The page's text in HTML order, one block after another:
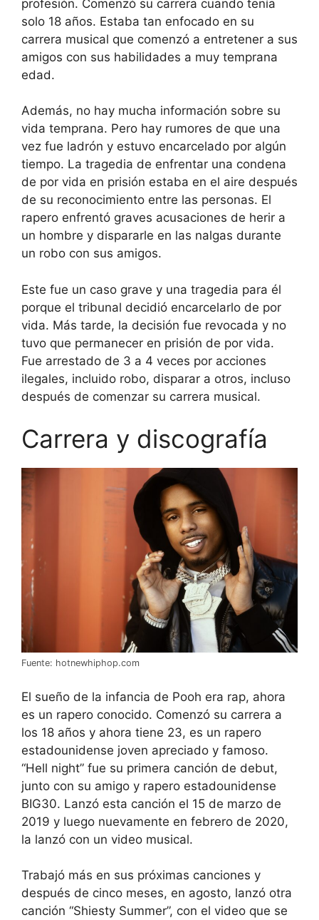
profesión. Comenzó su carrera cuando tenía
solo 18 años. Estaba tan enfocado en su
carrera musical que comenzó a entretener a sus
amigos con sus habilidades a muy temprana
edad.
Además, no hay mucha información sobre su
vida temprana. Pero hay rumores de que una
vez fue ladrón y estuvo encarcelado por algún
tiempo. La tragedia de enfrentar una condena
de por vida en prisión estaba en el aire después
de su reconocimiento entre las personas. El
rapero enfrentó graves acusaciones de herir a
un hombre y dispararle en las nalgas durante
un robo con sus amigos.
Este fue un caso grave y una tragedia para él
porque el tribunal decidió encarcelarlo de por
vida. Más tarde, la decisión fue revocada y no
tuvo que permanecer en prisión de por vida.
Fue arrestado de 3 a 4 veces por acciones
ilegales, incluido robo, disparar a otros, incluso
después de comenzar su carrera musical.
Carrera y discografía
Fuente: hotnewhiphop.com
El sueño de la infancia de Pooh era rap, ahora
es un rapero conocido. Comenzó su carrera a
los 18 años y ahora tiene 23, es un rapero
estadounidense joven apreciado y famoso.
“Hell night” fue su primera canción de debut,
junto con su amigo y rapero estadounidense
BIG30. Lanzó esta canción el 15 de marzo de
2019 y luego nuevamente en febrero de 2020,
la lanzó con un video musical.
Trabajó más en sus próximas canciones y
después de cinco meses, en agosto, lanzó otra
canción “Shiesty Summer”, con el video que se